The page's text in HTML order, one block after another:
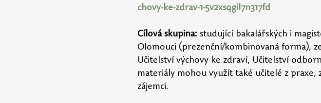
chovy-ke-zdrav-1-5v2xsqgil7n317fd
Cílová skupina: studující bakalářských i
Olomouci (prezenční/kombinovaná forma),
Učitelství výchovy ke zdraví, Učitelství
materiály mohou využít také učitelé z praxe,
zájemci.